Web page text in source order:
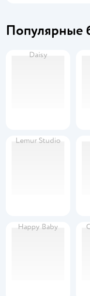
Популярные
Daisy
Lemur Studio
Happy Baby